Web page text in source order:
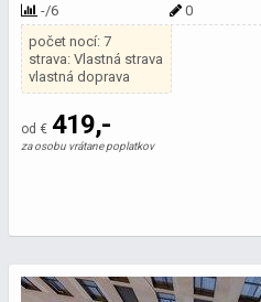
-/6 0
počet nocí: 7
strava: Vlastná strava
vlastná doprava
od € 419,-
za osobu vrátane poplatkov